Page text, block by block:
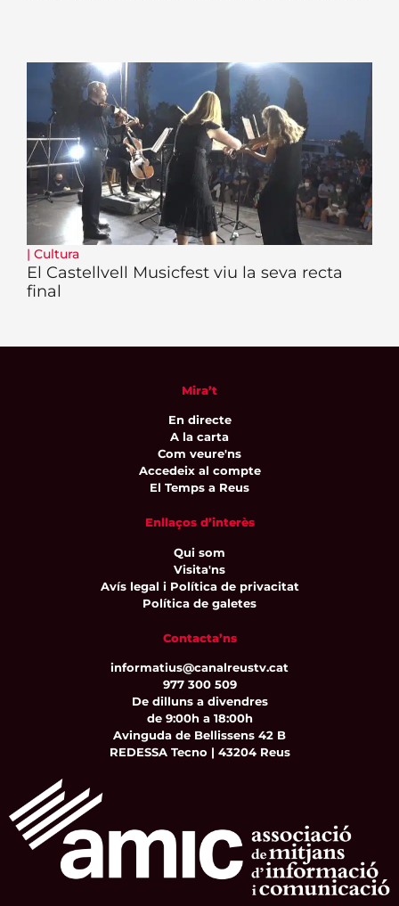
| Cultura
El Castellvell Musicfest viu la seva recta
final
Mira’t
En directe
A la carta
Com veure'ns
Accedeix al compte
El Temps a Reus
Enllaços d’interès
Qui som
Visita'ns
Avís legal i Política de privacitat
Política de galetes
Contacta’ns
informatius@canalreustv.cat
977 300 509
De dilluns a divendres
de 9:00h a 18:00h
Avinguda de Bellissens 42 B
REDESSA Tecno | 43204 Reus